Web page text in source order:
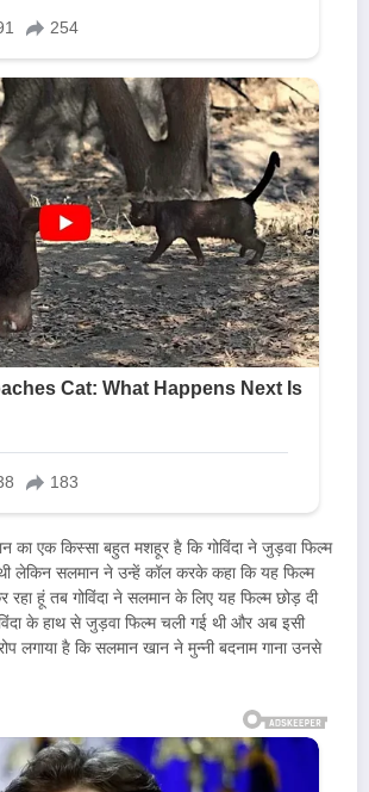
का एक किस्सा बहुत मशहूर है कि गोविंदा ने जुड़वा फिल्म
लेकिन सलमान ने उन्हें कॉल करके कहा कि यह फिल्म
रहा हूं तब गोविंदा ने सलमान के लिए यह फिल्म छोड़ दी
के हाथ से जुड़वा फिल्म चली गई थी और अब इसी
लगाया है कि सलमान खान ने मुन्नी बदनाम गाना उनसे